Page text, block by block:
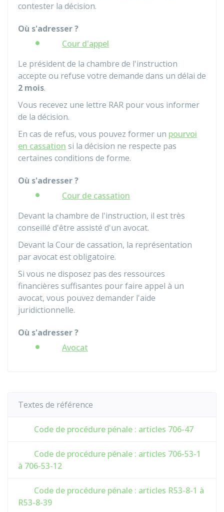
contester la décision.
Où s'adresser ?
Cour d'appel
Le président de la chambre de l'instruction
accepte ou refuse votre demande dans un délai de
2 mois.
Vous recevez une lettre RAR pour vous informer
de la décision.
En cas de refus, vous pouvez former un pourvoi
en cassation si la décision ne respecte pas
certaines conditions de forme.
Où s'adresser ?
Cour de cassation
Devant la chambre de l'instruction, il est très
conseillé d'être assisté d'un avocat.
Devant la Cour de cassation, la représentation
par avocat est obligatoire.
Si vous ne disposez pas des ressources
financières suffisantes pour faire appel à un
avocat, vous pouvez demander l'aide
juridictionnelle.
Où s'adresser ?
Avocat
Textes de référence
Code de procédure pénale : articles 706-47
Code de procédure pénale : articles 706-53-1
à 706-53-12
Code de procédure pénale : articles R53-8-1 à
R53-8-39